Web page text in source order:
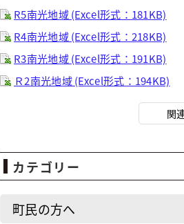
R5南光地域 (Excel形式：181KB)
R4南光地域 (Excel形式：218KB)
R3南光地域 (Excel形式：191KB)
Ｒ2南光地域 (Excel形式：194KB)
関
カテゴリー
町民の方へ